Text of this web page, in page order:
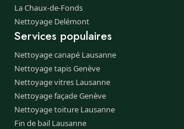
La Chaux-de-Fonds
Nettoyage Delémont
Services populaires
Nettoyage canapé Lausanne
Nettoyage tapis Genève
Nettoyage vitres Lausanne
Nettoyage façade Genève
Nettoyage toiture Lausanne
Fin de bail Lausanne